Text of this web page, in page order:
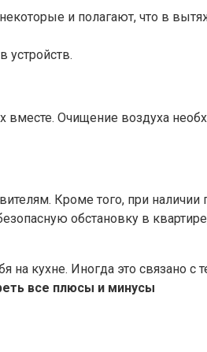
и полагают, что в
устройств.
вместе. Очищение воздуха
Кроме того, при наличии
обстановку в
кухне. Иногда это связано с
все плюсы и минусы